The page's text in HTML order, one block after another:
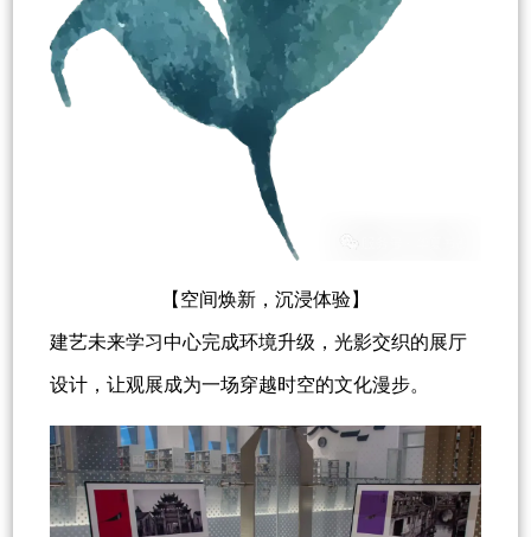
【空间焕新，沉浸体验】
建艺未来学习中心完成环境升级，光影交织的展厅
设计，让观展成为一场穿越时空的文化漫步。